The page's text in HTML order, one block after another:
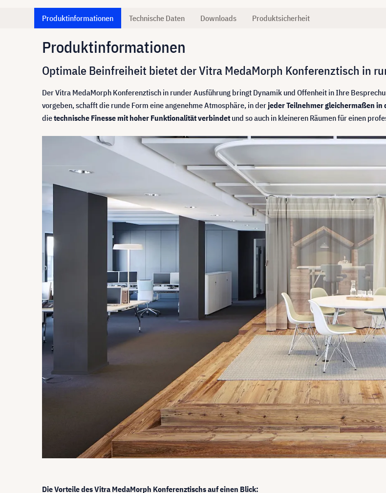
Produktinformationen Technische Daten Downloads Produktsicherheit
Produktinformationen
Optimale Beinfreiheit bietet der Vitra MedaMorph Konferenztisch in
Der Vitra MedaMorph Konferenztisch in runder Ausführung bringt Dynamik und Offenheit in Ihre
vorgeben, schafft die runde Form eine angenehme Atmosphäre, in derjeder Teilnehmer gleichermaßen in
dietechnische Finesse mit hoher Funktionalität verbindet und so auch in kleineren Räumen für einen
Die Vorteile des Vitra MedaMorph Konferenztischs auf einen Blick: